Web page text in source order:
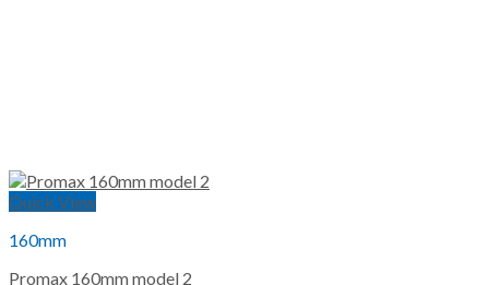
Quick View
160mm
Promax 160mm model 2